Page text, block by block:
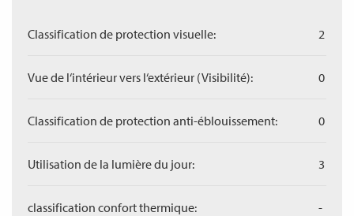
Classification de protection visuelle: 2
Vue de l‘intérieur vers l‘extérieur (Visibilité): 0
Classification de protection anti-éblouissement: 0
Utilisation de la lumière du jour: 3
classification confort thermique: -